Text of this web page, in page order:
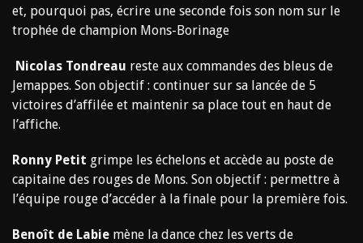
et, pourquoi pas, écrire une seconde fois son nom sur le
trophée de champion Mons-Borinage
Nicolas Tondreau reste aux commandes des bleus de
Jemappes. Son objectif : continuer sur sa lancée de 5
victoires d’affilée et maintenir sa place tout en haut de
l’affiche.
Ronny Petit grimpe les échelons et accède au poste de
capitaine des rouges de Mons. Son objectif : permettre à
l’équipe rouge d’accéder à la finale pour la première fois.
Benoît de Labie mène la dance chez les verts de